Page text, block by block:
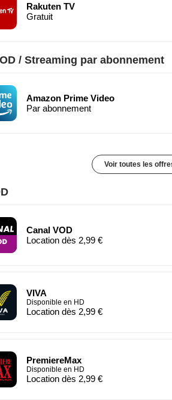
Rakuten TV
Gratuit
/ Streaming par abonnement
Amazon Prime Video
Par abonnement
Voir toutes les
Canal VOD
Location dès 2,99 €
VIVA
Disponible en HD
Location dès 2,99 €
PremiereMax
Disponible en HD
Location dès 2,99 €